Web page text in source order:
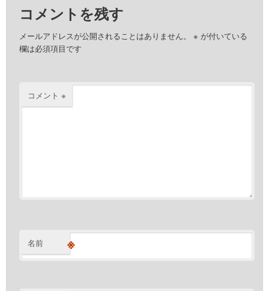
コメントを残す
メールアドレスが公開されることはありません。 ※ が付いている
欄は必須項目です
コメント※
名前 ※